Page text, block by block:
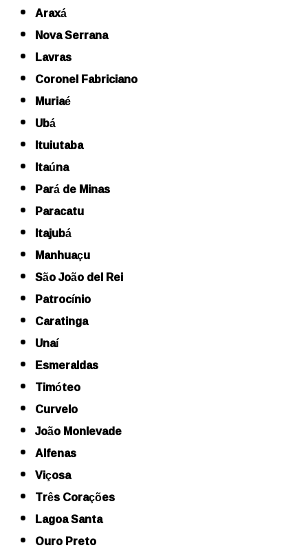
Araxá
Nova Serrana
Lavras
Coronel Fabriciano
Muriaé
Ubá
Ituiutaba
Itaúna
Pará de Minas
Paracatu
Itajubá
Manhuaçu
São João del Rei
Patrocínio
Caratinga
Unaí
Esmeraldas
Timóteo
Curvelo
João Monlevade
Alfenas
Viçosa
Três Corações
Lagoa Santa
Ouro Preto